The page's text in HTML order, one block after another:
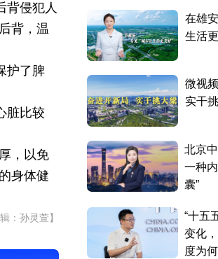
背侵犯人
背，温
护了脾
脏比较
，以免
身体健
：孙灵萱】